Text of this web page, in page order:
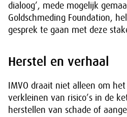
dialoog’, mede mogelijk
Goldschmeding Foundation,
gesprek te gaan met deze
Herstel en verhaal
IMVO draait niet alleen om
verkleinen van risico’s in de
herstellen van schade of